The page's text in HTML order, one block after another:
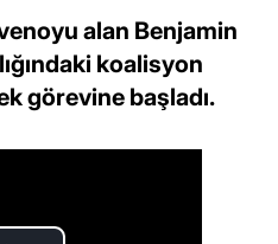
alan Benjamin
koalisyon
görevine başladı.